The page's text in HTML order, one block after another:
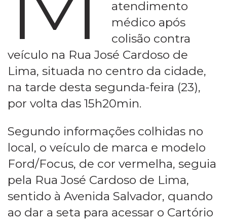
atendimento
médico após
colisão contra
veículo na Rua José Cardoso de
Lima, situada no centro da cidade,
na tarde desta segunda-feira (23),
por volta das 15h20min.
Segundo informações colhidas no
local, o veículo de marca e modelo
Ford/Focus, de cor vermelha, seguia
pela Rua José Cardoso de Lima,
sentido à Avenida Salvador, quando
ao dar a seta para acessar o Cartório